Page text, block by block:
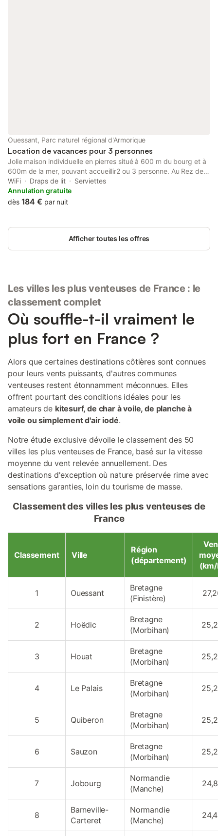
Ouessant, Parc naturel régional d'Armorique
Location de vacances pour 3 personnes
Jolie maison individuelle en pierres situé à 600 m du bourg et à
600m de la mer, pouvant accueillir2 ou 3 personne. Au Rez de
chaussé, cuisine et séjour, salon avec cheminé. A l’étage 1 très
grand lit et 1 lit simple ( plus lit bb) ou 3 lits simples, ainsi qu’une
salle de bain( douche) et wc sépar. Le tout surun jardin clos de
séjour,conciergerie
WiFi Draps de lit
Serviettes
Annulation gratuite
dès 184 € par nuit
Afficher toutes les offres
Les villes les plus venteuses de France : le
classement complet
Où souffle-t-il vraiment le
plus fort en France ?
Alors que certaines destinations côtières sont connues
pour leurs vents puissants, d'autres communes
venteuses restent étonnamment méconnues. Elles
offrent pourtant des conditions idéales pour les
amateurs de kitesurf, de char à voile, de planche à
voile ou simplement d'air iodé.
Notre étude exclusive dévoile le classement des 50
villes les plus venteuses de France, basé sur la vitesse
moyenne du vent relevée annuellement. Des
destinations d'exception où nature préservée rime avec
sensations garanties, loin du tourisme de masse.
Classement des villes les plus venteuses de
France
Classement Ville
Région
(département)
1 Ouessant
Bretagne
(Finistère)
2 Hoëdic
Bretagne
(Morbihan)
3 Houat
Bretagne
(Morbihan)
4 Le Palais
Bretagne
(Morbihan)
5 Quiberon
Bretagne
(Morbihan)
6 Sauzon
Bretagne
(Morbihan)
7 Jobourg
Normandie
(Manche)
8
Barneville-
Carteret
Normandie
(Manche)